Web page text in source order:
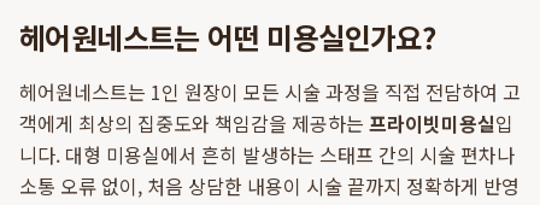
헤어원네스트는 어떤 미용실인가요?
헤어원네스트는 1인 원장이 모든 시술 과정을 직접 전담하여 고
객에게 최상의 집중도와 책임감을 제공하는 프라이빗미용실입
니다. 대형 미용실에서 흔히 발생하는 스태프 간의 시술 편차나
소통 오류 없이, 처음 상담한 내용이 시술 끝까지 정확하게 반영